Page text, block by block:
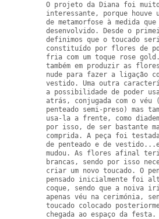
O projeto da Diana foi
interessante, porque houve
de metamorfose à medida
desenvolvido. Desde o
definimos que o toucado
constituído por flores de
fria com um toque rose gold.
também em produzir as
nude para fazer a ligação
vestido. Uma outra
a possibilidade de poder
atrás, conjugada com o véu
penteado semi-preso) mas
usa-la a frente, como
por isso, de ser bastante
comprida. A peça foi
de penteado e de
mudou. As flores afinal
brancas, sendo por isso
criar um novo toucado. O
pensado inicialmente foi
coque, sendo que a noiva
apenas véu na cerimónia,
toucado colocado
chegada ao espaço da